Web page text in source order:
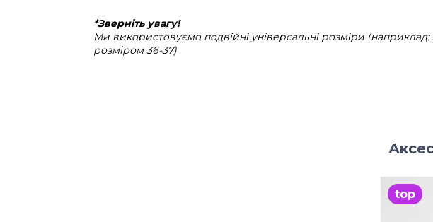
*Зверніть увагу!
Ми використовуємо подвійні універсальні розміри
розміром 36-37)
top